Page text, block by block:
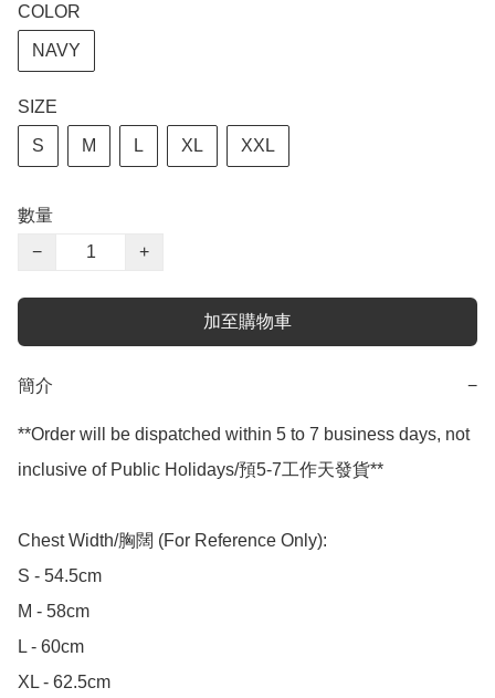
COLOR
NAVY
SIZE
S M L XL XXL
數量
−
+
加至購物車
簡介 −
**Order will be dispatched within 5 to 7 business days, not
inclusive of Public Holidays/預5-7工作天發貨**
Chest Width/胸闊 (For Reference Only):
S - 54.5cm
M - 58cm
L - 60cm
XL - 62.5cm